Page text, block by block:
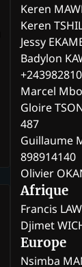
Keren
Keren
Jessy
Badylon
Marcel
Gloire
487
Guillaume
898914140
Olivier
Afrique
Francis
Djimet
Europe
Nsimba